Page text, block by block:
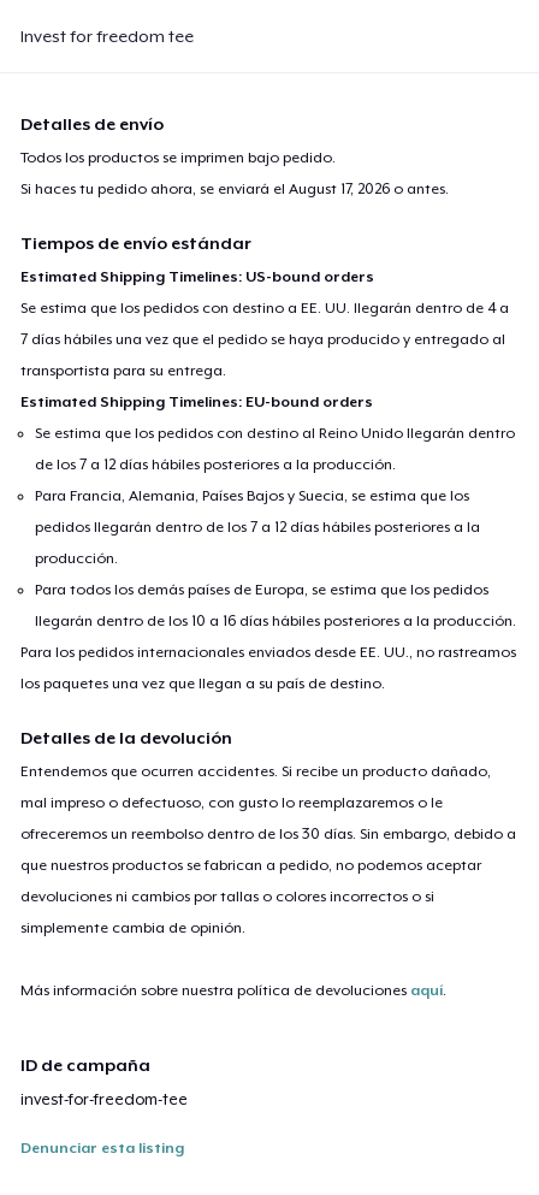
Invest for freedom tee
Detalles de envío
Todos los productos se imprimen bajo pedido.
Si haces tu pedido ahora, se enviará elAugust 17, 2026 o antes.
Tiempos de envío estándar
Estimated Shipping Timelines: US-bound orders
Se estima que los pedidos con destino a EE. UU. llegarán dentro de 4 a
7 días hábiles una vez que el pedido se haya producido y entregado al
transportista para su entrega.
Estimated Shipping Timelines: EU-bound orders
Se estima que los pedidos con destino al Reino Unido llegarán dentro
de los 7 a 12 días hábiles posteriores a la producción.
Para Francia, Alemania, Países Bajos y Suecia, se estima que los
pedidos llegarán dentro de los 7 a 12 días hábiles posteriores a la
producción.
Para todos los demás países de Europa, se estima que los pedidos
llegarán dentro de los 10 a 16 días hábiles posteriores a la producción.
Para los pedidos internacionales enviados desde EE. UU., no rastreamos
los paquetes una vez que llegan a su país de destino.
Detalles de la devolución
Entendemos que ocurren accidentes. Si recibe un producto dañado,
mal impreso o defectuoso, con gusto lo reemplazaremos o le
ofreceremos un reembolso dentro de los 30 días. Sin embargo, debido a
que nuestros productos se fabrican a pedido, no podemos aceptar
devoluciones ni cambios por tallas o colores incorrectos o si
simplemente cambia de opinión.
Más información sobre nuestra política de devoluciones aquí
ID de campaña
invest-for-freedom-tee
Denunciar esta listing